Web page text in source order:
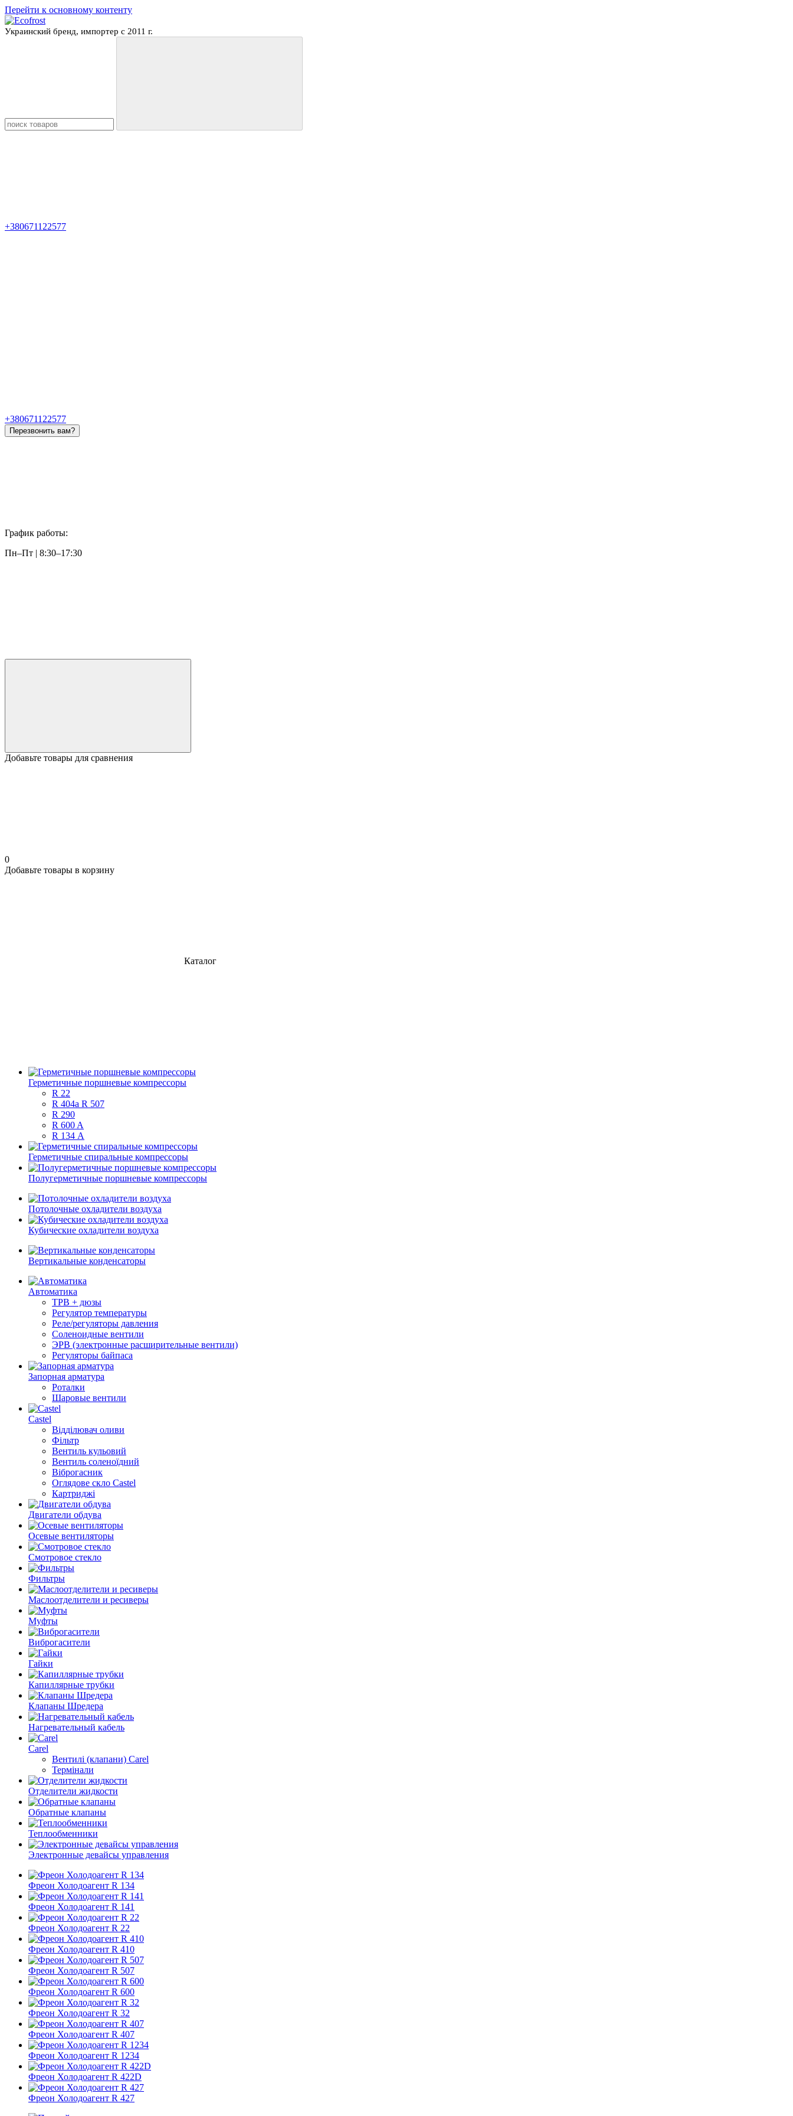
Перейти к основному контенту
Украинский бренд, импортер с 2011 г.
+380671122577
+380671122577
Перезвонить вам?
График работы:
Пн–Пт | 8:30–17:30
Добавьте товары для сравнения
0
Добавьте товары в корзину
Каталог
Герметичные поршневые компрессоры
R 22
R 404a R 507
R 290
R 600 A
R 134 А
Герметичные спиральные компрессоры
Полугерметичные поршневые компрессоры
Потолочные охладители воздуха
Кубические охладители воздуха
Вертикальные конденсаторы
Автоматика
ТРВ + дюзы
Регулятор температуры
Реле/регуляторы давления
Соленоидные вентили
ЭРВ (электронные расширительные вентили)
Регуляторы байпаса
Запорная арматура
Роталки
Шаровые вентили
Castel
Відділювач оливи
Фільтр
Вентиль кульовий
Вентиль соленоїдний
Віброгасник
Оглядове скло Castel
Картриджі
Двигатели обдува
Осевые вентиляторы
Смотровое стекло
Фильтры
Маслоотделители и ресиверы
Муфты
Виброгасители
Гайки
Капиллярные трубки
Клапаны Шредера
Нагревательный кабель
Carel
Вентилі (клапани) Carel
Термінали
Отделители жидкости
Обратные клапаны
Теплообменники
Электронные девайсы управления
Фреон Холодоагент R 134
Фреон Холодоагент R 141
Фреон Холодоагент R 22
Фреон Холодоагент R 410
Фреон Холодоагент R 507
Фреон Холодоагент R 600
Фреон Холодоагент R 32
Фреон Холодоагент R 407
Фреон Холодоагент R 1234
Фреон Холодоагент R 422D
Фреон Холодоагент R 427